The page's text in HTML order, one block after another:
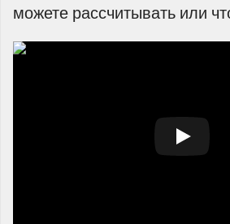
можете рассчитывать или